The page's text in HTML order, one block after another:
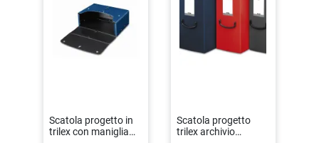
Scatola progetto in
trilex con maniglia
Scatola progetto
trilex archivio